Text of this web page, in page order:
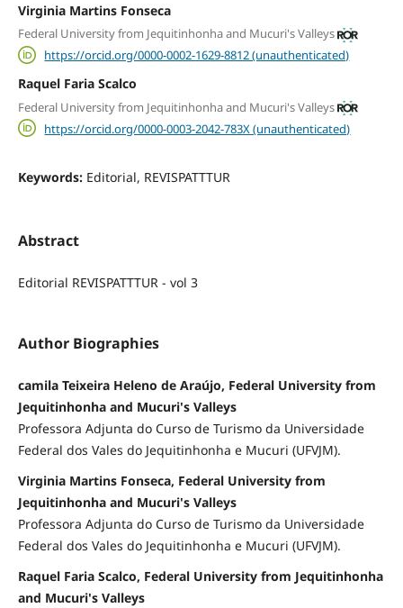
Virginia Martins Fonseca
Federal University from Jequitinhonha and Mucuri's Valleys
https://orcid.org/0000-0002-1629-8812 (unauthenticated)
Raquel Faria Scalco
Federal University from Jequitinhonha and Mucuri's Valleys
https://orcid.org/0000-0003-2042-783X (unauthenticated)
Keywords: Editorial, REVISPATTTUR
Abstract
Editorial REVISPATTTUR - vol 3
Author Biographies
camila Teixeira Heleno de Araújo, Federal University from
Jequitinhonha and Mucuri's Valleys
Professora Adjunta do Curso de Turismo da Universidade
Federal dos Vales do Jequitinhonha e Mucuri (UFVJM).
Virginia Martins Fonseca, Federal University from
Jequitinhonha and Mucuri's Valleys
Professora Adjunta do Curso de Turismo da Universidade
Federal dos Vales do Jequitinhonha e Mucuri (UFVJM).
Raquel Faria Scalco, Federal University from Jequitinhonha
and Mucuri's Valleys